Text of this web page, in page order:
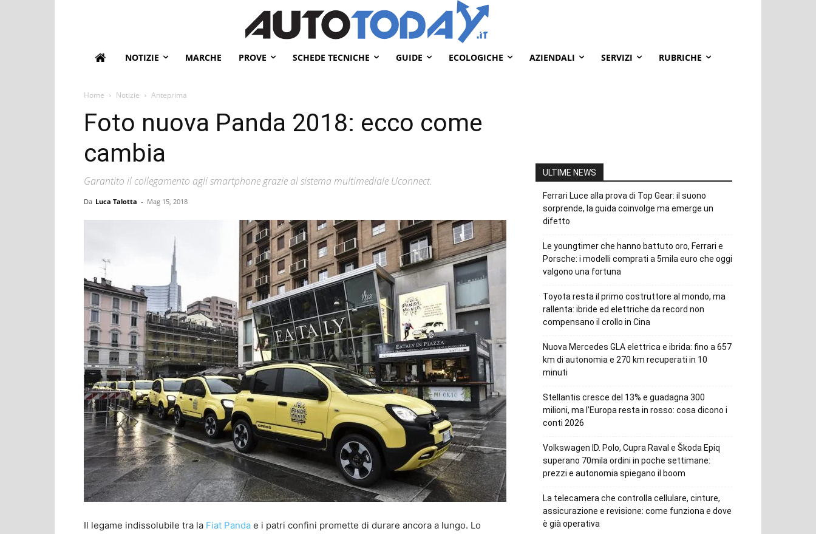
NOTIZIE MARCHE PROVE SCHEDE TECNICHE GUIDE ECOLOGICHE AZIENDALI SERVIZI RUBRICHE
Home Notizie Anteprima
Foto nuova Panda 2018: ecco come
cambia
Garantito il collegamento agli smartphone grazie al sistema multimediale Uconnect.
Da Luca Talotta - Mag 15, 2018
Il legame indissolubile tra la Fiat Panda e i patri confini promette di durare ancora a lungo. Lo
ULTIME NEWS
Ferrari Luce alla prova di Top Gear: il suono
sorprende, la guida coinvolge ma emerge un
difetto
Le youngtimer che hanno battuto oro, Ferrari e
Porsche: i modelli comprati a 5mila euro che oggi
valgono una fortuna
Toyota resta il primo costruttore al mondo, ma
rallenta: ibride ed elettriche da record non
compensano il crollo in Cina
Nuova Mercedes GLA elettrica e ibrida: fino a 657
km di autonomia e 270 km recuperati in 10
minuti
Stellantis cresce del 13% e guadagna 300
milioni, ma l’Europa resta in rosso: cosa dicono i
conti 2026
Volkswagen ID. Polo, Cupra Raval e Škoda Epiq
superano 70mila ordini in poche settimane:
prezzi e autonomia spiegano il boom
La telecamera che controlla cellulare, cinture,
assicurazione e revisione: come funziona e dove
è già operativa